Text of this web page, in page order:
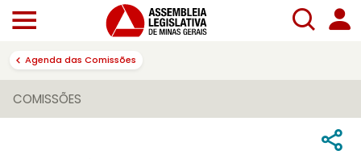
Agenda das Comissões
COMISSÕES